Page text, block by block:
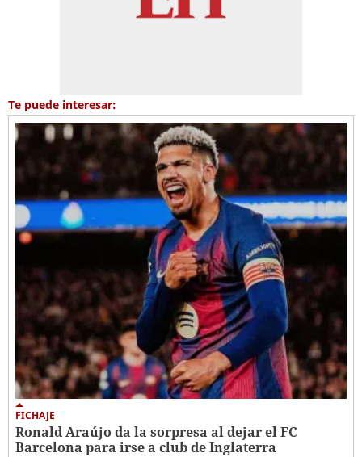
Te puede interesar:
FICHAJE
Ronald Araújo da la sorpresa al dejar el FC
Barcelona para irse a club de Inglaterra